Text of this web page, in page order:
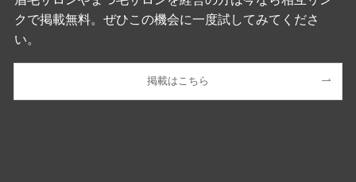
クで掲載無料。ぜひこの機会に一度試してみてくださ
い。
掲載はこちら